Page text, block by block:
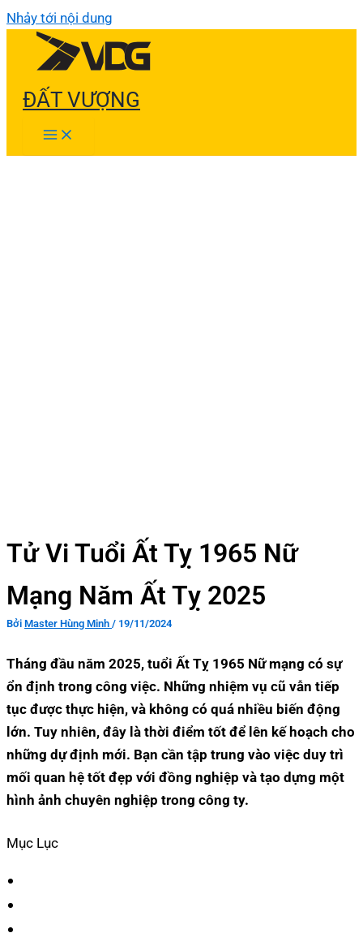
Nhảy tới nội dung
ĐẤT VƯỢNG
Tử Vi Tuổi Ất Tỵ 1965 Nữ
Mạng Năm Ất Tỵ 2025
Bởi Master Hùng Minh / 19/11/2024
Tháng đầu năm 2025, tuổi Ất Tỵ 1965 Nữ mạng có sự
ổn định trong công việc. Những nhiệm vụ cũ vẫn tiếp
tục được thực hiện, và không có quá nhiều biến động
lớn. Tuy nhiên, đây là thời điểm tốt để lên kế hoạch cho
những dự định mới. Bạn cần tập trung vào việc duy trì
mối quan hệ tốt đẹp với đồng nghiệp và tạo dựng một
hình ảnh chuyên nghiệp trong công ty.
Mục Lục